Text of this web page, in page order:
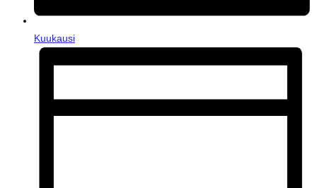
Kuukausi